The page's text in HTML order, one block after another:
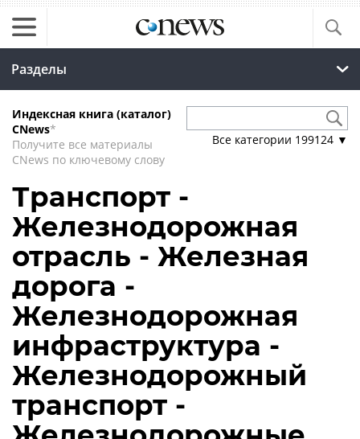
Разделы
Индексная книга (каталог)
CNews*
Получите все материалы
CNews по ключевому слову
Все категории 199124 ▼
Транспорт -
Железнодорожная
отрасль - Железная
дорога -
Железнодорожная
инфраструктура -
Железнодорожный
транспорт -